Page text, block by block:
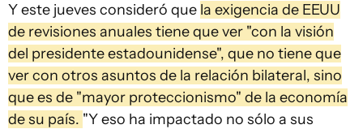
Y este jueves consideró que la exigencia de EEUU
de revisiones anuales tiene que ver "con la visión
del presidente estadounidense", que no tiene que
ver con otros asuntos de la relación bilateral, sino
que es de "mayor proteccionismo" de la economía
de su país. "Y eso ha impactado no sólo a sus